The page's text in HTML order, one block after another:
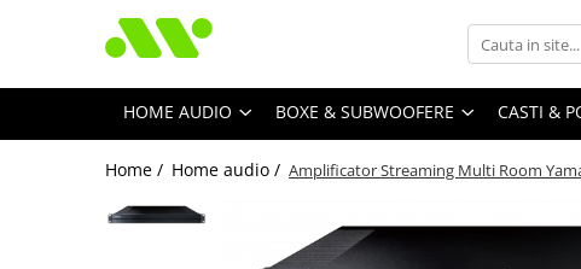
HOME AUDIO BOXE & SUBWOOFERE CASTI &
Home / Home audio / Amplificator Streaming Multi Room